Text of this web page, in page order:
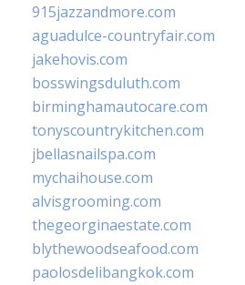
915jazzandmore.com
aguadulce-countryfair.com
jakehovis.com
bosswingsduluth.com
birminghamautocare.com
tonyscountrykitchen.com
jbellasnailspa.com
mychaihouse.com
alvisgrooming.com
thegeorginaestate.com
blythewoodseafood.com
paolosdelibangkok.com